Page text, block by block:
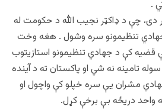
.
دی، چې د ډاکټر نجیب الله د حکومت له
تنظیمونو سره وشول . هغه وخت
قضیه کې د جهادي تنظیمونو استازیتوب
تامینه نه شي او پاکستان ته د آینده
مشران یې سره خپلو کې واچول او
واحد دریځه بې برخې کړل.